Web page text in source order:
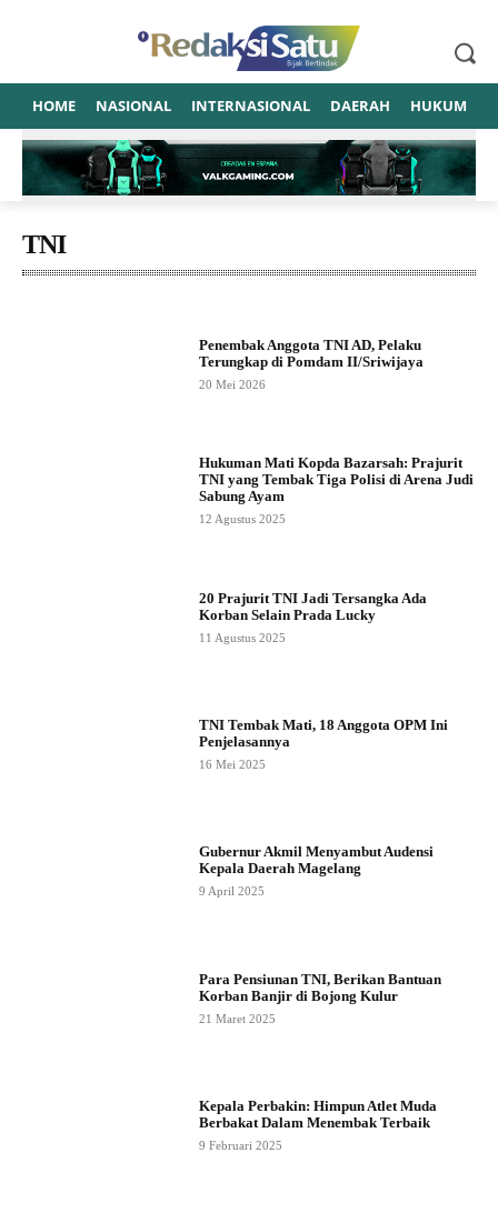
HOME NASIONAL INTERNASIONAL DAERAH HUKUM
TNI
Penembak Anggota TNI AD, Pelaku
Terungkap di Pomdam II/Sriwijaya
20 Mei 2026
Hukuman Mati Kopda Bazarsah: Prajurit
TNI yang Tembak Tiga Polisi di Arena Judi
Sabung Ayam
12 Agustus 2025
20 Prajurit TNI Jadi Tersangka Ada
Korban Selain Prada Lucky
11 Agustus 2025
TNI Tembak Mati, 18 Anggota OPM Ini
Penjelasannya
16 Mei 2025
Gubernur Akmil Menyambut Audensi
Kepala Daerah Magelang
9 April 2025
Para Pensiunan TNI, Berikan Bantuan
Korban Banjir di Bojong Kulur
21 Maret 2025
Kepala Perbakin: Himpun Atlet Muda
Berbakat Dalam Menembak Terbaik
9 Februari 2025